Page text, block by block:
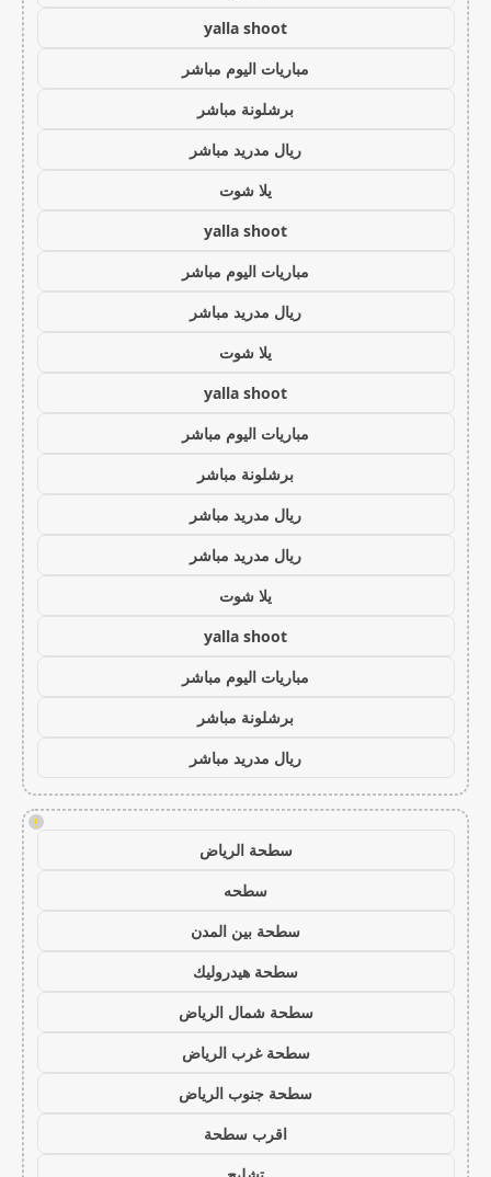
yalla shoot
مباريات اليوم مباشر
برشلونة مباشر
ريال مدريد مباشر
يلا شوت
yalla shoot
مباريات اليوم مباشر
ريال مدريد مباشر
يلا شوت
yalla shoot
مباريات اليوم مباشر
برشلونة مباشر
ريال مدريد مباشر
ريال مدريد مباشر
يلا شوت
yalla shoot
مباريات اليوم مباشر
برشلونة مباشر
ريال مدريد مباشر
!
سطحة الرياض
سطحه
سطحة بين المدن
سطحة هيدروليك
سطحة شمال الرياض
سطحة غرب الرياض
سطحة جنوب الرياض
اقرب سطحة